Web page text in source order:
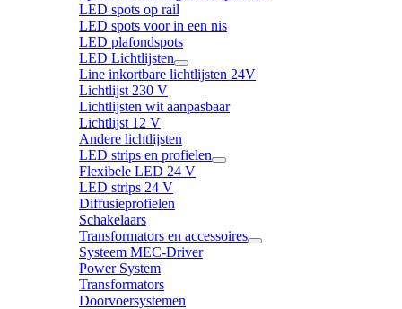
LED spots op rail
LED spots voor in een nis
LED plafondspots
LED Lichtlijsten
Line inkortbare lichtlijsten 24V
Lichtlijst 230 V
Lichtlijsten wit aanpasbaar
Lichtlijst 12 V
Andere lichtlijsten
LED strips en profielen
Flexibele LED 24 V
LED strips 24 V
Diffusieprofielen
Schakelaars
Transformators en accessoires
Systeem MEC-Driver
Power System
Transformators
Doorvoersystemen